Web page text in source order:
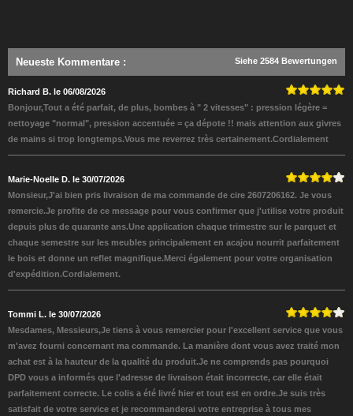
Neueste Kommentare : Siehe 2584 Bewertungen
Richard B. le 06/08/2026
Bonjour,Tout a été parfait, de plus, bombes à " 2 vitesses" : pression légère =
nettoyage "normal", pression accentuée = ça dépote !! mais attention aux givres
de mains si trop longtemps.Vous me reverrez très certainement.Cordialement
Marie-Noelle D. le 30/07/2026
Monsieur,J'ai bien pris livraison de ma commande de cire 2607206162. Je vous
remercie.Je profite de ce message pour vous confirmer que j'utilise votre produit
depuis plus de quarante ans.Une application chaque trimestre sur le parquet et
chaque semestre sur les meubles principalement en acajou nourrit parfaitement
le bois et donne un reflet magnifique.Merci également pour votre organisation
d'expédition.Cordialement.
Tommi L. le 30/07/2026
Mesdames, Messieurs,Je tiens à vous remercier pour l'excellent service que vous
m'avez fourni concernant ma commande. La manière dont vous avez traité mon
achat est à la hauteur de la qualité du produit.Je ne comprends pas pourquoi
DPD vous a informés que l'adresse de livraison était incorrecte, car elle était
parfaitement correcte. Le colis a été livré hier et tout est en ordre.Je suis très
satisfait de votre service et je recommanderai votre entreprise à tous mes